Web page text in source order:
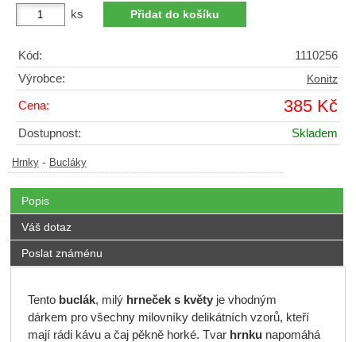
ks
Kód:
1110256
Výrobce:
Konitz
Cena: 385 Kč
Dostupnost: Skladem
Hrnky - Bucláky
Popis
Váš dotaz
Poslat známénu
Tento buclák, milý hrneček s květy je vhodným
dárkem pro všechny milovníky delikátních vzorů, kteří
mají rádi kávu a čaj pěkně horké. Tvar hrnkunapomáhá